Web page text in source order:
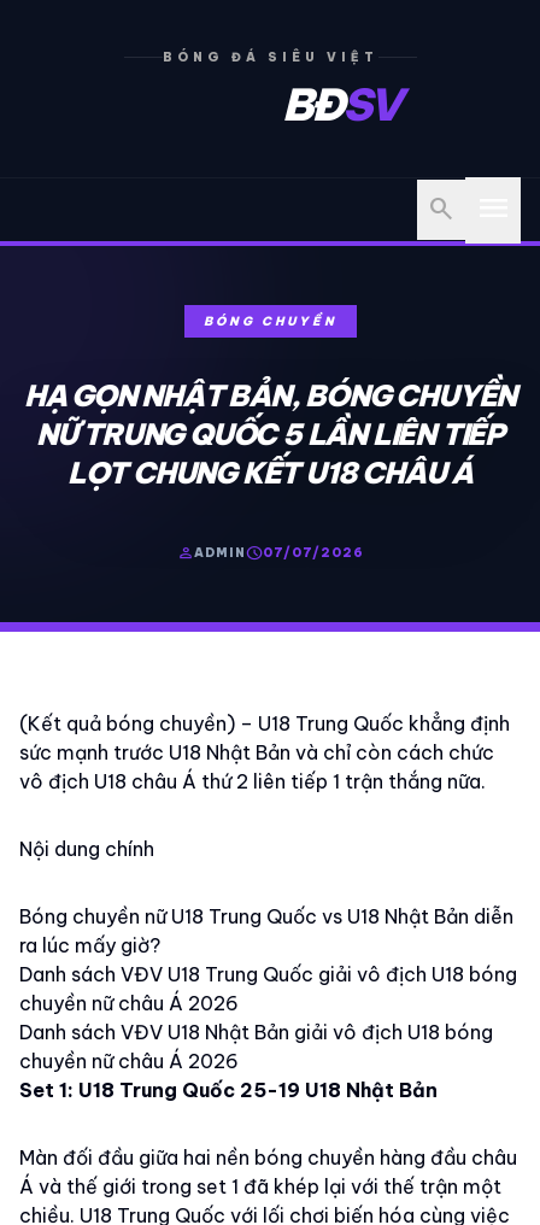
BÓNG ĐÁ SIÊU VIỆT
BĐSV
search
BÓNG CHUYỀN
HẠ GỌN NHẬT BẢN, BÓNG CHUYỀN
NỮ TRUNG QUỐC 5 LẦN LIÊN TIẾP
LỌT CHUNG KẾT U18 CHÂU Á
personADMINschedule07/07/2026
(Kết quả bóng chuyền) – U18 Trung Quốc khẳng định
sức mạnh trước U18 Nhật Bản và chỉ còn cách chức
vô địch U18 châu Á thứ 2 liên tiếp 1 trận thắng nữa.
Nội dung chính
Bóng chuyền nữ U18 Trung Quốc vs U18 Nhật Bản diễn
ra lúc mấy giờ?
Danh sách VĐV U18 Trung Quốc giải vô địch U18 bóng
chuyền nữ châu Á 2026
Danh sách VĐV U18 Nhật Bản giải vô địch U18 bóng
chuyền nữ châu Á 2026
Set 1: U18 Trung Quốc 25-19 U18 Nhật Bản
Màn đối đầu giữa hai nền bóng chuyền hàng đầu châu
Á và thế giới trong set 1 đã khép lại với thế trận một
chiều. U18 Trung Quốc với lối chơi biến hóa cùng việc